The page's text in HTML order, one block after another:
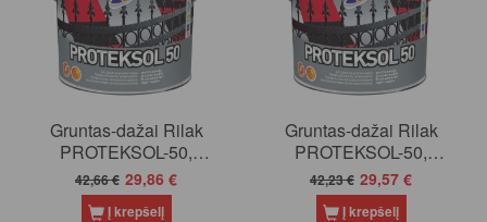
Gruntas-dažai Rilak
PROTEKSOL-50,
geltoni, 2.7 l
42,66 € 29,86 €
Į krepšelį
Gruntas-dažai Rilak
PROTEKSOL-50,
juodas, 2.7 l
42,23 € 29,57 €
Į krepšelį